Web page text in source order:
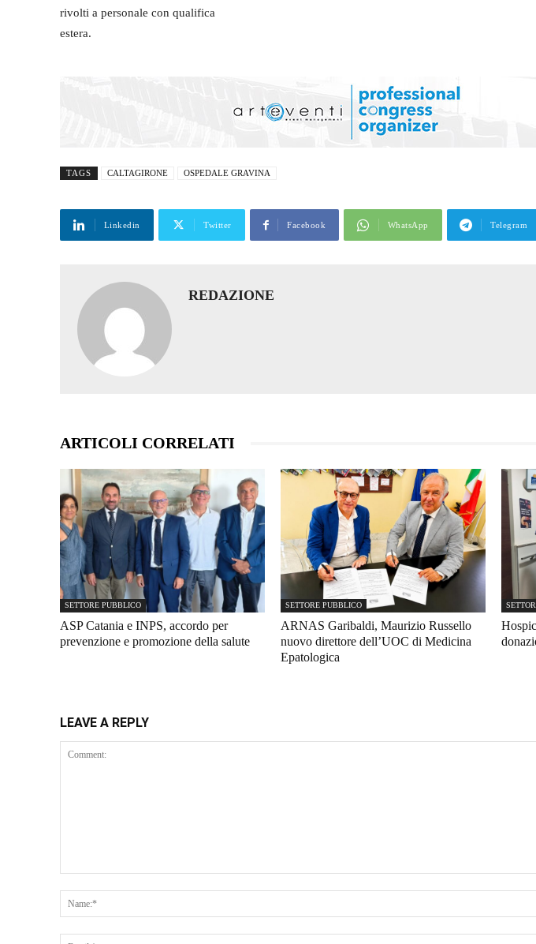
rivolti a personale con qualifica
estera.
TAGS CALTAGIRONE OSPEDALE GRAVINA
Linkedin Twitter Facebook WhatsApp Telegram
REDAZIONE
ARTICOLI CORRELATI
SETTORE PUBBLICO
ASP Catania e INPS, accordo per
prevenzione e promozione della salute
SETTORE PUBBLICO
ARNAS Garibaldi, Maurizio Russello
nuovo direttore dell’UOC di Medicina
Epatologica
LEAVE A REPLY